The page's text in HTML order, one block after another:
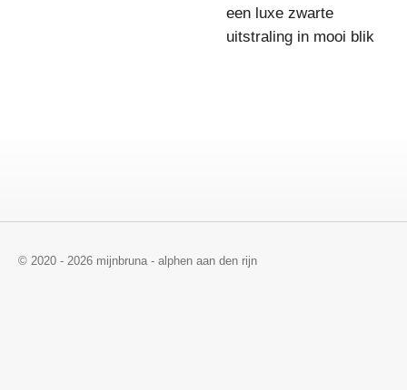
een luxe zwarte
uitstraling in mooi blik
© 2020 - 2026 mijnbruna - alphen aan den rijn